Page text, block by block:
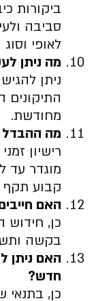
ביקורות
סביבה
לאופי
מה ניתן
ניתן
מחודשת.
מה ההבדל
רישיון
מוגדר עד
קבוע תקף
האם
כן,
בקשה
האם ניתן
חדש?
כן, בתנאי